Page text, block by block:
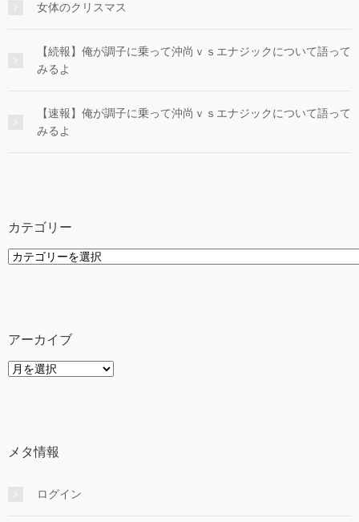
女体のクリスマス
【続報】俺が調子に乗って沖尚ｖｓエナジックについて語って
みるよ
【速報】俺が調子に乗って沖尚ｖｓエナジックについて語って
みるよ
カテゴリー
カ
アーカイブ
ア
メタ情報
ログイン